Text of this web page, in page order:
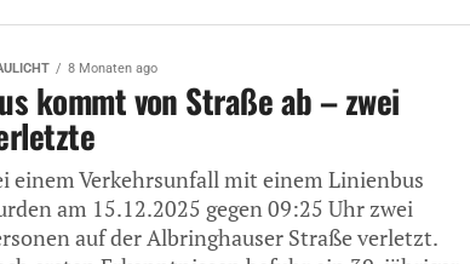
8 Monaten ago
kommt von Straße ab – zwei
einem Verkehrsunfall mit einem Linienbus
am 15.12.2025 gegen 09:25 Uhr zwei
auf der Albringhauser Straße verletzt.